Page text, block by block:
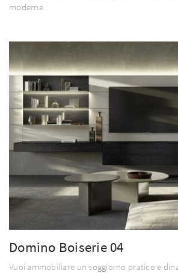
moderne.
Domino Boiserie 04
Vuoi ammobiliare un soggiorno pratico e